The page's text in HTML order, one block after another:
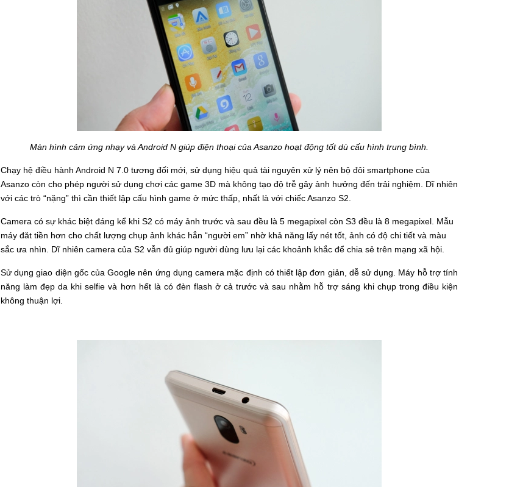
Màn hình cảm ứng nhạy và Android N giúp điện thoại của Asanzo hoạt động tốt dù cấu hình trung bình.
Chạy hệ điều hành Android N 7.0 tương đối mới, sử dụng hiệu quả tài nguyên xử lý nên bộ đôi smartphone của
Asanzo còn cho phép người sử dụng chơi các game 3D mà không tạo độ trễ gây ảnh hưởng đến trải nghiệm. Dĩ nhiên
với các trò “nặng” thì cần thiết lập cấu hình game ở mức thấp, nhất là với chiếc Asanzo S2.
Camera có sự khác biệt đáng kể khi S2 có máy ảnh trước và sau đều là 5 megapixel còn S3 đều là 8 megapixel. Mẫu
máy đăt tiền hơn cho chất lượng chụp ảnh khác hẳn “người em” nhờ khả năng lấy nét tốt, ảnh có độ chi tiết và màu
sắc ưa nhìn. Dĩ nhiên camera của S2 vẫn đủ giúp người dùng lưu lại các khoảnh khắc để chia sẻ trên mạng xã hội.
Sử dụng giao diện gốc của Google nên ứng dụng camera mặc định có thiết lập đơn giản, dễ sử dụng. Máy hỗ trợ tính
năng làm đẹp da khi selfie và hơn hết là có đèn flash ở cả trước và sau nhằm hỗ trợ sáng khi chụp trong điều kiện
không thuận lợi.